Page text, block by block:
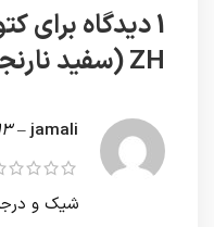
1 دیدگاه برای
ZH (سفید نارنجی)
jamali
– 13 دی,
شیک و